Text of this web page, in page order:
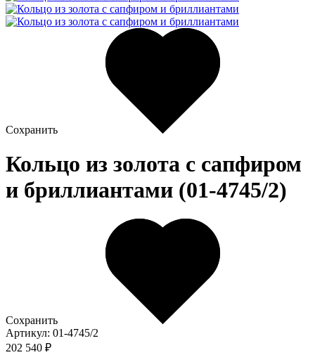
Сохранить
Кольцо из золота c сапфиром
и бриллиантами (01-4745/2)
Сохранить
Артикул: 01-4745/2
202 540 ₽